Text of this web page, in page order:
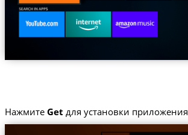
Нажмите Get для установки приложения